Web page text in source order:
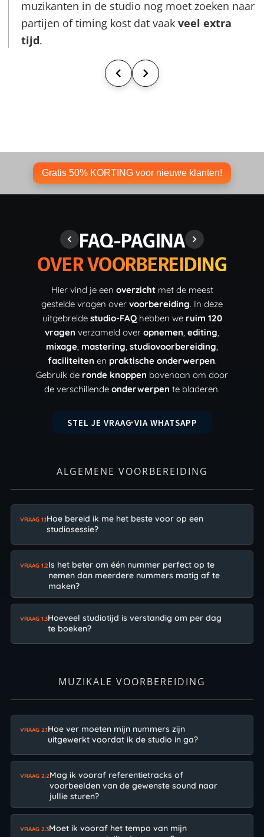
muzikanten in de studio nog moet zoeken naar
partijen of timing kost dat vaakveel extra
tijd.
Gratis 50% KORTING voor nieuwe klanten!
FAQ-PAGINA
OVER VOORBEREIDING
Hier vind je een overzichtmet de meest
gestelde vragen over voorbereiding. In deze
uitgebreide studio-FAQhebben we ruim 120
vragen verzameld over opnemen, editing,
mixage, mastering, studiovoorbereiding,
faciliteiten en praktische onderwerpen.
Gebruik de ronde knoppen bovenaan om door
de verschillende onderwerpen te bladeren.
STEL JE VRAAG VIA WHATSAPP
ALGEMENE VOORBEREIDING
VRAAG 1.1Hoe bereid ik me het beste voor op een
studiosessie?
VRAAG 1.2Is het beter om één nummer perfect op te
nemen dan meerdere nummers matig af te
maken?
VRAAG 1.3Hoeveel studiotijd is verstandig om per dag
te boeken?
MUZIKALE VOORBEREIDING
VRAAG 2.1Hoe ver moeten mijn nummers zijn
uitgewerkt voordat ik de studio in ga?
VRAAG 2.2Mag ik vooraf referentietracks of
voorbeelden van de gewenste sound naar
jullie sturen?
VRAAG 2.3Moet ik vooraf het tempo van mijn